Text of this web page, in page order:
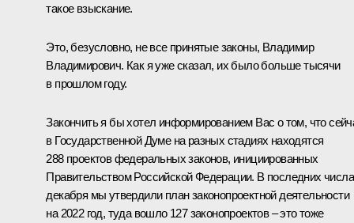
такое взыскание.
Это, безусловно, не все принятые законы, Владимир
Владимирович. Как я уже сказал, их было больше тысячи
в прошлом году.
Закончить я бы хотел информированием Вас о том, что
в Государственной Думе на разных стадиях находятся
288 проектов федеральных законов, инициированных
Правительством Российской Федерации. В последних
декабря мы утвердили план законопроектной деятельности
на 2022 год, туда вошло 127 законопроектов – это тоже